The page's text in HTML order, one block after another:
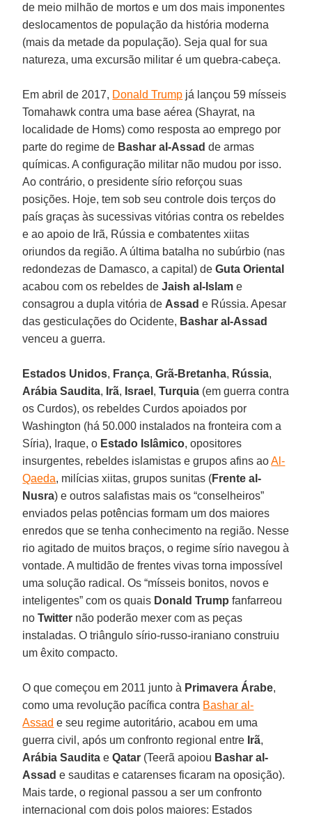
de meio milhão de mortos e um dos mais imponentes
deslocamentos de população da história moderna
(mais da metade da população). Seja qual for sua
natureza, uma excursão militar é um quebra-cabeça.
Em abril de 2017, Donald Trump já lançou 59 mísseis
Tomahawk contra uma base aérea (Shayrat, na
localidade de Homs) como resposta ao emprego por
parte do regime de Bashar al-Assad de armas
químicas. A configuração militar não mudou por isso.
Ao contrário, o presidente sírio reforçou suas
posições. Hoje, tem sob seu controle dois terços do
país graças às sucessivas vitórias contra os rebeldes
e ao apoio de Irã, Rússia e combatentes xiitas
oriundos da região. A última batalha no subúrbio (nas
redondezas de Damasco, a capital) deGuta Oriental
acabou com os rebeldes deJaish al-Islam e
consagrou a dupla vitória de Assad e Rússia. Apesar
das gesticulações do Ocidente, Bashar al-Assad
venceu a guerra.
Estados Unidos, França,Grã-Bretanha, Rússia,
Arábia Saudita, Irã, Israel ,Turquia (em guerra contra
os Curdos), os rebeldes Curdos apoiados por
Washington (há 50.000 instalados na fronteira com a
Síria), Iraque, o Estado Islâmico, opositores
insurgentes, rebeldes islamistas e grupos afins aoAl-
Qaeda, milícias xiitas, grupos sunitas (Frente al-
Nusra) e outros salafistas mais os “conselheiros”
enviados pelas potências formam um dos maiores
enredos que se tenha conhecimento na região. Nesse
rio agitado de muitos braços, o regime sírio navegou à
vontade. A multidão de frentes vivas torna impossível
uma solução radical. Os “mísseis bonitos, novos e
inteligentes” com os quais Donald Trump fanfarreou
noTwitter não poderão mexer com as peças
instaladas. O triângulo sírio-russo-iraniano construiu
um êxito compacto.
O que começou em 2011 junto à Primavera Árabe,
como uma revolução pacífica contra Bashar al-
Assad e seu regime autoritário, acabou em uma
guerra civil, após um confronto regional entre Irã,
Arábia Saudita eQatar (Teerã apoiou Bashar al-
Assad e sauditas e catarenses ficaram na oposição).
Mais tarde, o regional passou a ser um confronto
internacional com dois polos maiores: Estados